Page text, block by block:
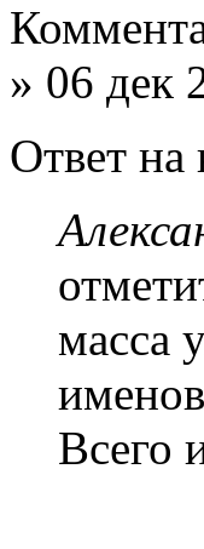
» 06 дек
Ответ
масса
Всего